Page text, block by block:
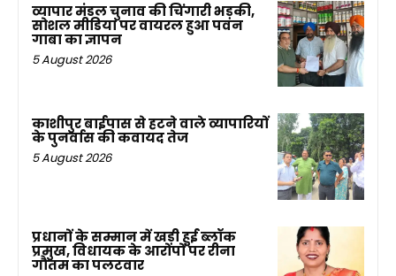
व्यापार मंडल चुनाव की चिंगारी भड़की,
सोशल मीडिया पर वायरल हुआ पवन
गाबा का ज्ञापन
5 August 2026
काशीपुर बाईपास से हटने वाले व्यापारियों
के पुनर्वास की कवायद तेज
5 August 2026
प्रधानों के सम्मान में खड़ी हुई ब्लॉक
प्रमुख, विधायक के आरोपों पर रीना
गौतम का पलटवार